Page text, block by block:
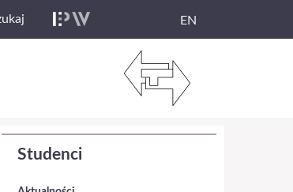
EN
Studenci